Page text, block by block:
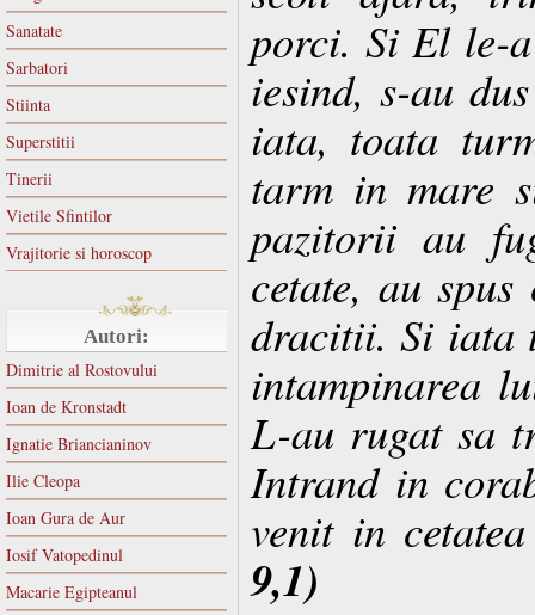
Sanatate
Sarbatori
Stiinta
Superstitii
Tinerii
Vietile Sfintilor
Vrajitorie si horoscop
Autori:
Dimitrie al Rostovului
Ioan de Kronstadt
Ignatie Briancianinov
Ilie Cleopa
Ioan Gura de Aur
Iosif Vatopedinul
Macarie Egipteanul
porci. Si El le-
iesind, s-au
iata, toata
tarm in mare
pazitorii au
cetate, au
dracitii. Si iata
intampinarea
L-au rugat sa
Intrand in
venit in
9,1)